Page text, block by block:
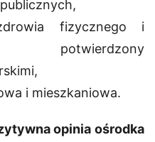
fizycznego i
potwierdzony
i mieszkaniowa.
opinia ośrodka